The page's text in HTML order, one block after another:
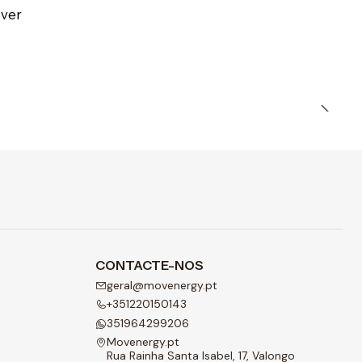
CONTACTE-NOS
geral@movenergy.pt
+351220150143
351964299206
Movenergy.pt
Rua Rainha Santa Isabel, 17, Valongo